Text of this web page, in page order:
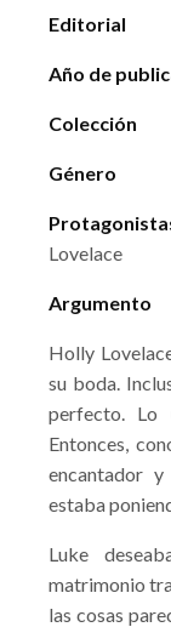
Editorial
Año de
Colección
Género
Lovelace
Argumento
Holly
su boda.
perfecto. Lo
Entonces,
encantador
estaba
Luke
matrimonio
las cosas